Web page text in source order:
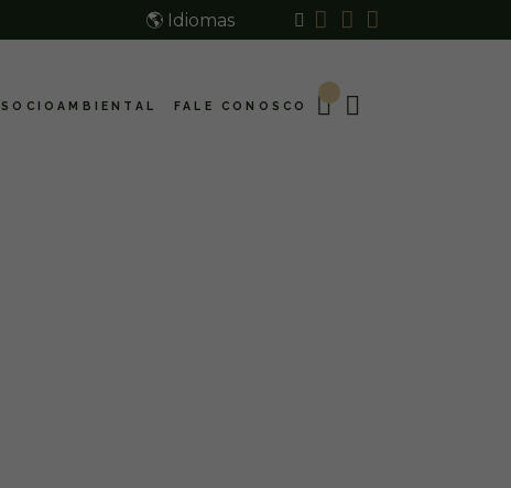
🌎 Idiomas
SOCIOAMBIENTAL FALE CONOSCO